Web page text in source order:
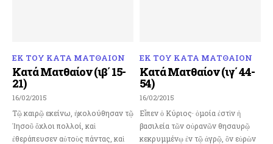
ΕΚ ΤΟΥ ΚΑΤΑ ΜΑΤΘΑΙΟΝ
Κατά Ματθαίον (ιβ΄ 15-
21)
16/02/2015
Τῷ καιρῷ εκείνω, ἠκολούθησαν τῷ
Ἰησοῦ ὄχλοι πολλοί, καὶ
ἐθεράπευσεν αὐτοὺς πάντας, καὶ
ΕΚ ΤΟΥ ΚΑΤΑ ΜΑΤΘΑΙΟΝ
Κατά Ματθαίον (ιγ΄ 44-
54)
16/02/2015
Εἶπεν ὁ Κύριος· ὁμοία ἐστὶν ἡ
βασιλεία τῶν οὐρανῶν θησαυρῷ
κεκρυμμένῳ ἐν τῷ ἀγρῷ, ὃν εὑρὼν